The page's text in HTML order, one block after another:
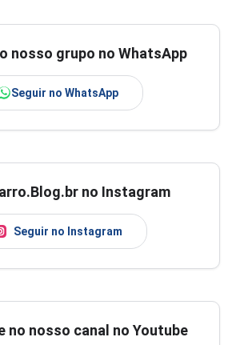
nosso grupo no WhatsApp
Seguir no WhatsApp
no Instagram
Seguir no Instagram
no nosso canal no Youtube